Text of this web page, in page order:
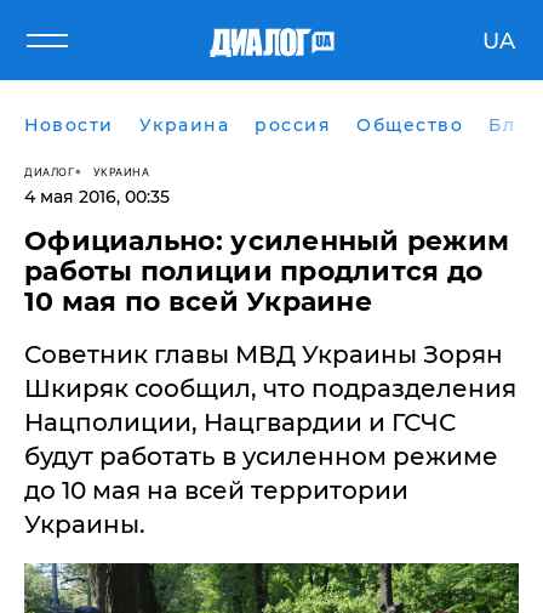
UA
Новости Украина россия Общество
ДИАЛОГ УКРАИНА
4 мая 2016, 00:35
Официально: усиленный режим
работы полиции продлится до
10 мая по всей Украине
Советник главы МВД Украины Зорян
Шкиряк сообщил, что подразделения
Нацполиции, Нацгвардии и ГСЧС
будут работать в усиленном режиме
до 10 мая на всей территории
Украины.